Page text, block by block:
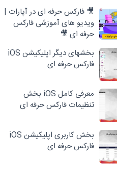
🎥 فارکس حرفه ای در آپارات |
ویدیو های آموزشی فارکس
حرفه ای 🎥
بخشهای دیگر اپلیکیشن iOS
فارکس حرفه ای
معرفی کامل iOS بخش
تنظیمات فارکس حرفه ای
بخش کاربری اپلیکیشن iOS
فارکس حرفه ای